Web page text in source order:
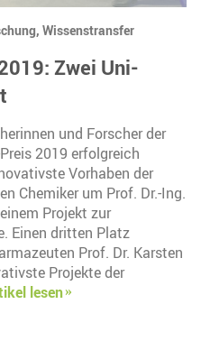
Wissenstransfer
Zwei Uni-
und Forscher der
2019 erfolgreich
Vorhaben der
Chemiker um Prof. Dr.-Ing.
Projekt zur
Einen dritten Platz
Prof. Dr. Karsten
Projekte der
lesen